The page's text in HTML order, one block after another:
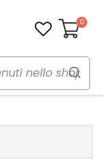
Carrello
0